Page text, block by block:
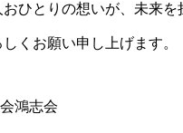
おひとりの想いが、未来
くお願い申し上げます。
鴻志会